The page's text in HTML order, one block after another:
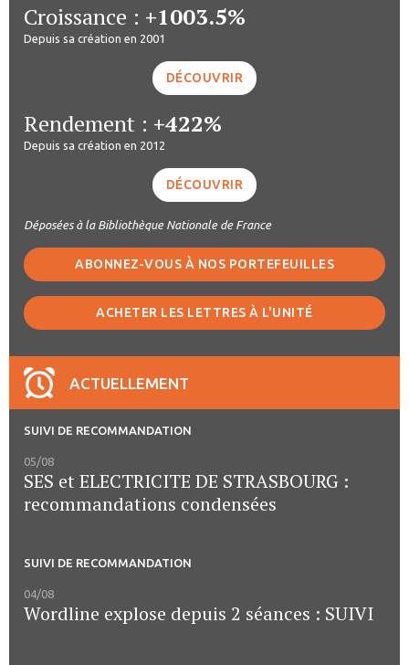
Croissance : +1003.5%
Depuis sa création en 2001
DÉCOUVRIR
Rendement : +422%
Depuis sa création en 2012
DÉCOUVRIR
Déposées à la Bibliothèque Nationale de France
ABONNEZ-VOUS À NOS PORTEFEUILLES
ACHETER LES LETTRES À L'UNITÉ
ACTUELLEMENT
SUIVI DE RECOMMANDATION
05/08
SES et ELECTRICITE DE STRASBOURG :
recommandations condensées
SUIVI DE RECOMMANDATION
04/08
Wordline explose depuis 2 séances : SUIVI